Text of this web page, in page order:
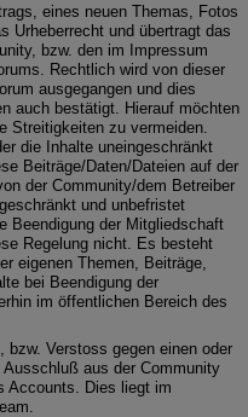
eines neuen Themas, Fotos
Urheberrecht und übertragt das
bzw. den im Impressum
Rechtlich wird von dieser
ausgegangen und dies
auch bestätigt. Hierauf möchten
Streitigkeiten zu vermeiden.
die Inhalte uneingeschränkt
Beiträge/Daten/Dateien auf der
der Community/dem Betreiber
und unbefristet
Beendigung der Mitgliedschaft
Regelung nicht. Es besteht
eigenen Themen, Beiträge,
bei Beendigung der
im öffentlichen Bereich des
bzw. Verstoss gegen einen oder
aus der Community
Accounts. Dies liegt im